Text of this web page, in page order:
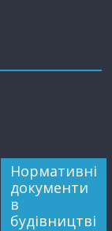
Нормативні
документи
в
будівництві